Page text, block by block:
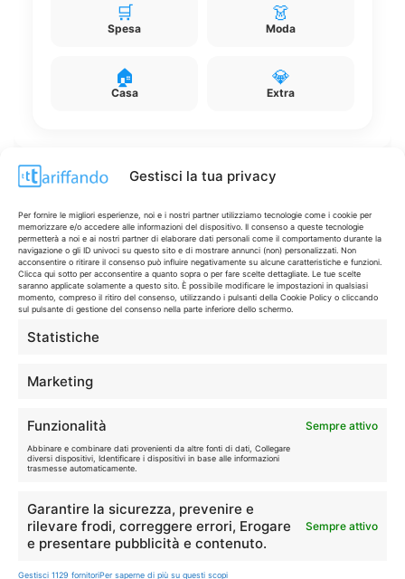
Gestisci la tua privacy
Per fornire le migliori esperienze, noi e i nostri partner utilizziamo tecnologie come i cookie per
memorizzare e/o accedere alle informazioni del dispositivo. Il consenso a queste tecnologie
permetterà a noi e ai nostri partner di elaborare dati personali come il comportamento durante la
navigazione o gli ID univoci su questo sito e di mostrare annunci (non) personalizzati. Non
acconsentire o ritirare il consenso può influire negativamente su alcune caratteristiche e funzioni.
Clicca qui sotto per acconsentire a quanto sopra o per fare scelte dettagliate. Le tue scelte
saranno applicate solamente a questo sito. È possibile modificare le impostazioni in qualsiasi
momento, compreso il ritiro del consenso, utilizzando i pulsanti della Cookie Policy o cliccando
sul pulsante di gestione del consenso nella parte inferiore dello schermo.
Statistiche
Marketing
Funzionalità Sempre attivo
Abbinare e combinare dati provenienti da altre fonti di dati, Collegare
diversi dispositivi, Identificare i dispositivi in base alle informazioni
trasmesse automaticamente.
Garantire la sicurezza, prevenire e
rilevare frodi, correggere errori, Erogare
e presentare pubblicità e contenuto.
Sempre attivo
Gestisci 1129 fornitoriPer saperne di più su questi scopi
🛒
Spesa
👗
Moda
🏠
Casa
💎
Extra
Disclaimer
I marchi citati appartengono ai rispettivi proprietari. Le offerte
segnalate possono subire variazioni: verifica sempre le condizioni
sui siti ufficiali.
guadagno dagli acquisti idonei.
Note Legali|Cookie Policy